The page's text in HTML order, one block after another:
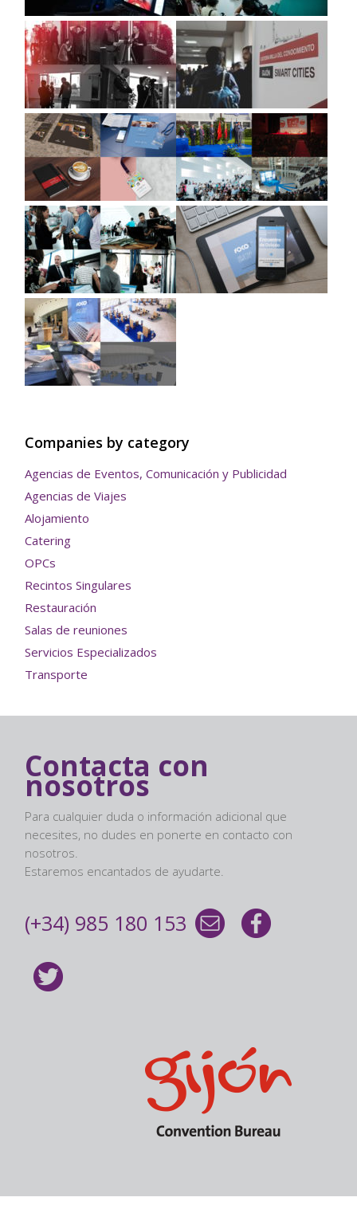
Companies by category
Agencias de Eventos, Comunicación y Publicidad
Agencias de Viajes
Alojamiento
Catering
OPCs
Recintos Singulares
Restauración
Salas de reuniones
Servicios Especializados
Transporte
Contacta con
nosotros
Para cualquier duda o información adicional que
necesites, no dudes en ponerte en contacto con
nosotros.
Estaremos encantados de ayudarte.
(+34) 985 180 153